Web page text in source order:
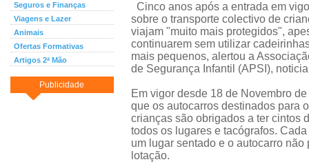
Seguros e Finanças
Viagens e Lazer
Animais
Ofertas Formativas
Artigos 2ª Mão
Publicidade
Cinco anos após a entrada em
sobre o transporte colectivo de
viajam "muito mais protegidos",
continuarem sem utilizar
mais pequenos, alertou a
de Segurança Infantil (APSI),
Em vigor desde 18 de Novembro
que os autocarros destinados para
crianças são obrigados a ter cintos
todos os lugares e tacógrafos.
um lugar sentado e o autocarro não
lotação.